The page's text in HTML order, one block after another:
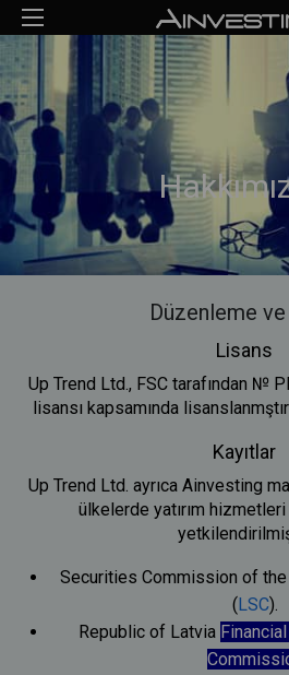
Düzenleme ve
Lisans
Up Trend Ltd., FSC tarafından №
lisansı kapsamında
Kayıtlar
Up Trend Ltd. ayrıca Ainvesting
ülkelerde yatırım
Securities Commission of
(LSC).
Republic of Latvia